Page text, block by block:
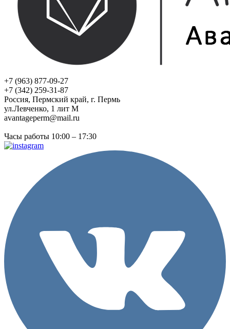
+7 (963) 877-09-27
+7 (342) 259-31-87
Россия, Пермский край, г. Пермь
ул.Левченко, 1 лит М
avantageperm@mail.ru
Часы работы 10:00 – 17:30